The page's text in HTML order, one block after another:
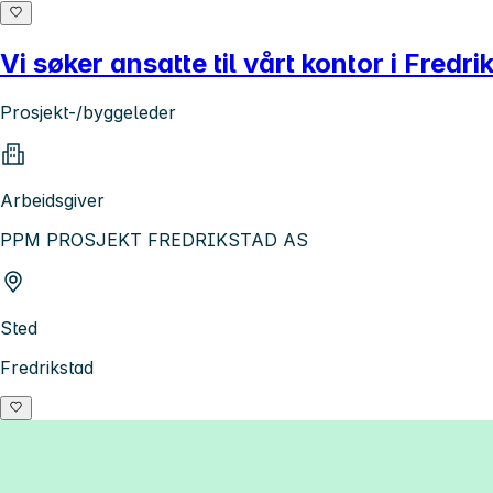
Vi søker ansatte til vårt kontor i
Prosjekt-/byggeleder
Arbeidsgiver
PPM PROSJEKT FREDRIKSTAD AS
Sted
Fredrikstad